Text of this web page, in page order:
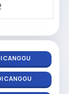
CANGGU
CANGGU